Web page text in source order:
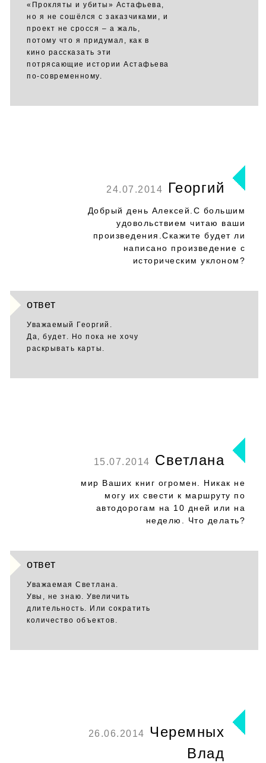
«Прокляты и убиты» Астафьева,
но я не сошёлся с заказчиками, и
проект не сросся – а жаль,
потому что я придумал, как в
кино рассказать эти
потрясающие истории Астафьева
по-современному.
24.07.2014 Георгий
Добрый день Алексей.С большим
удовольствием читаю ваши
произведения.Скажите будет ли
написано произведение с
историческим уклоном?
ответ
Уважаемый Георгий.
Да, будет. Но пока не хочу
раскрывать карты.
15.07.2014 Светлана
мир Ваших книг огромен. Никак не
могу их свести к маршруту по
автодорогам на 10 дней или на
неделю. Что делать?
ответ
Уважаемая Светлана.
Увы, не знаю. Увеличить
длительность. Или сократить
количество объектов.
26.06.2014
Черемных
Влад